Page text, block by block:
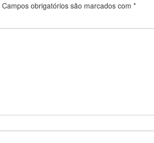
Campos obrigatórios são marcados com *